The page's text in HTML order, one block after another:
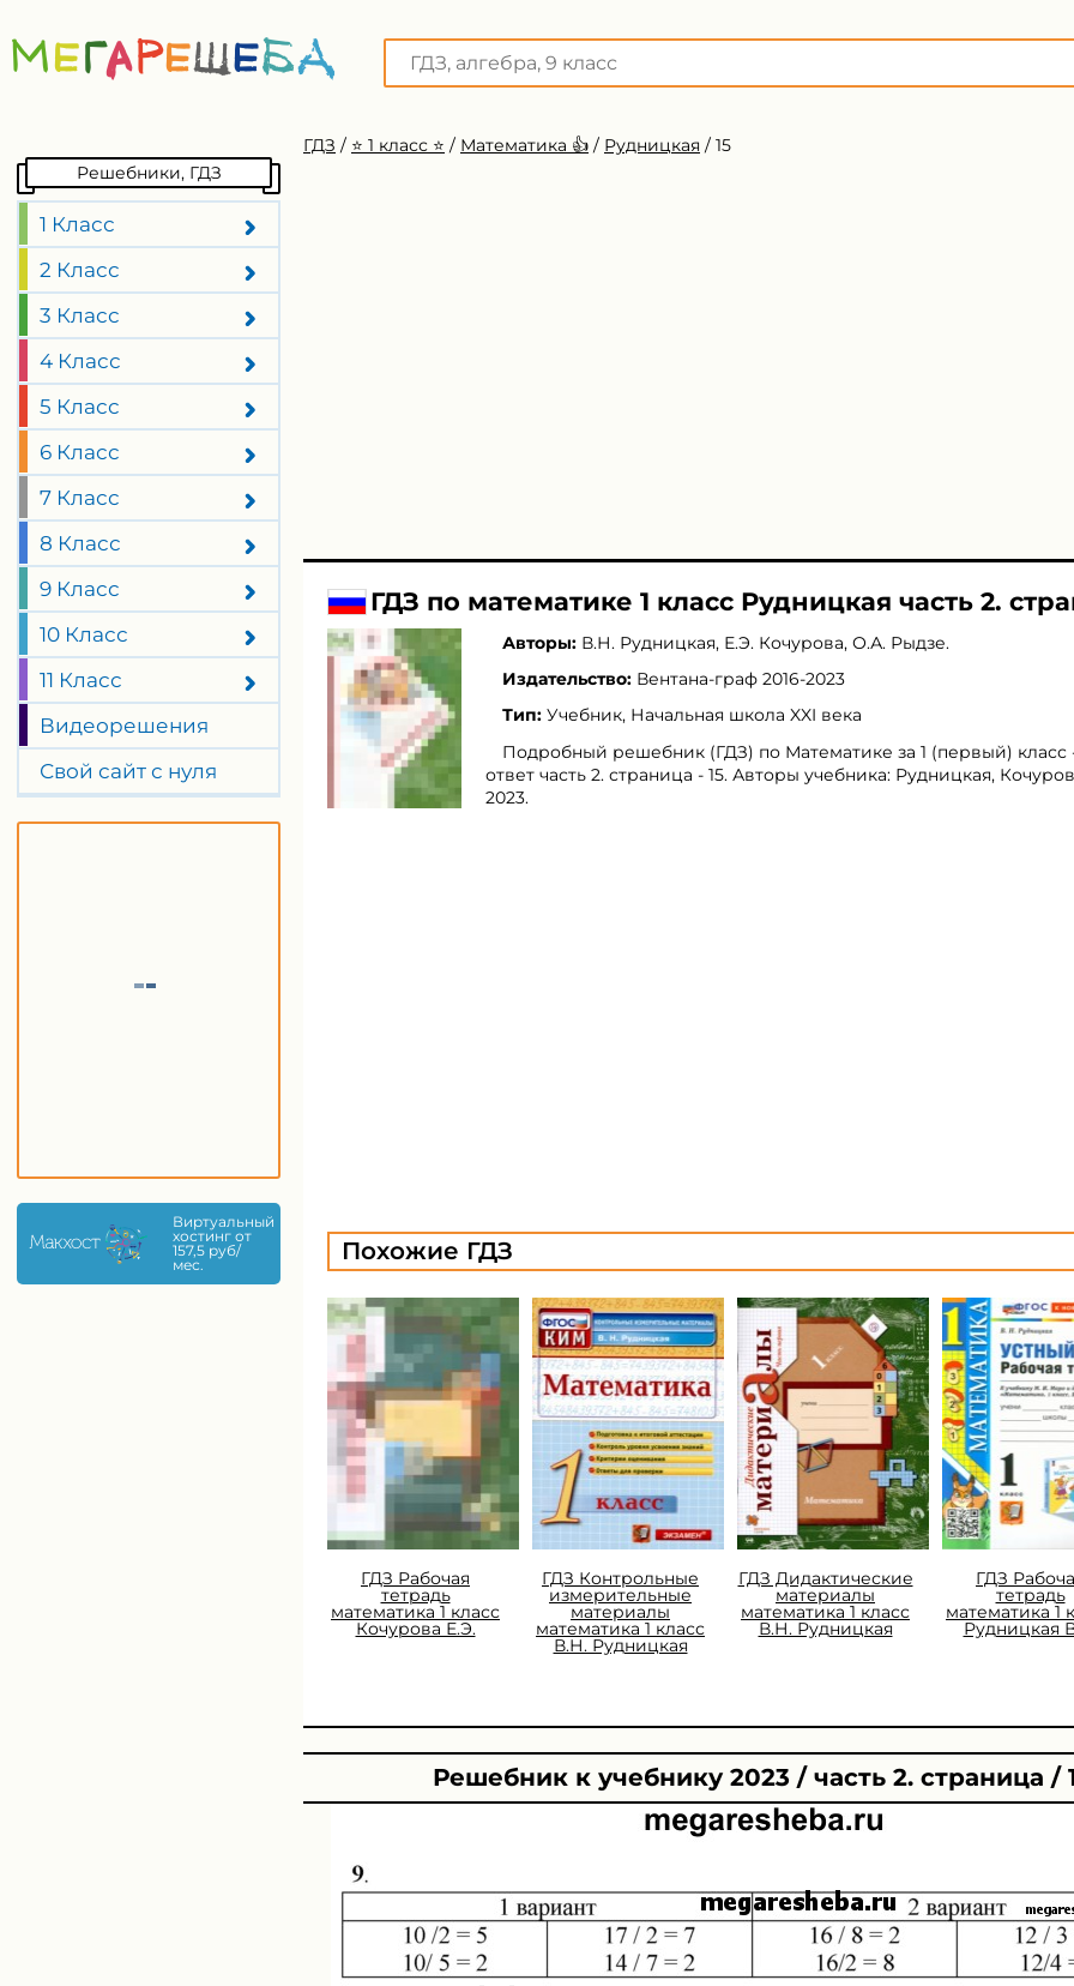
Решебники, ГДЗ
1 Класс
2 Класс
3 Класс
4 Класс
5 Класс
6 Класс
7 Класс
8 Класс
9 Класс
10 Класс
11 Класс
Видеорешения
Свой сайт с нуля
Виртуальный
хостинг от
157,5 руб/
мес.
ГДЗ / ⭐️ 1 класс ⭐️ / Математика 👍 / Рудницкая / 15
ГДЗ по математике 1 класс Рудницкая часть 2.
Авторы: В.Н. Рудницкая, Е.Э. Кочурова, О.А. Рыдзе.
Издательство: Вентана-граф 2016-2023
Тип: Учебник, Начальная школа XXI века
Подробный решебник (ГДЗ) по Математике за 1 (первый) класс
ответ часть 2. страница - 15. Авторы учебника: Рудницкая,
2023.
Похожие ГДЗ
ГДЗ Рабочая
тетрадь
математика 1 класс
Кочурова Е.Э.
ГДЗ Контрольные
измерительные
материалы
математика 1 класс
В.Н. Рудницкая
ГДЗ Дидактические
материалы
математика 1 класс
В.Н. Рудницкая
ГДЗ
тетрадь
математика 1
Рудницкая
Решебник к учебнику 2023 / часть 2. страница /